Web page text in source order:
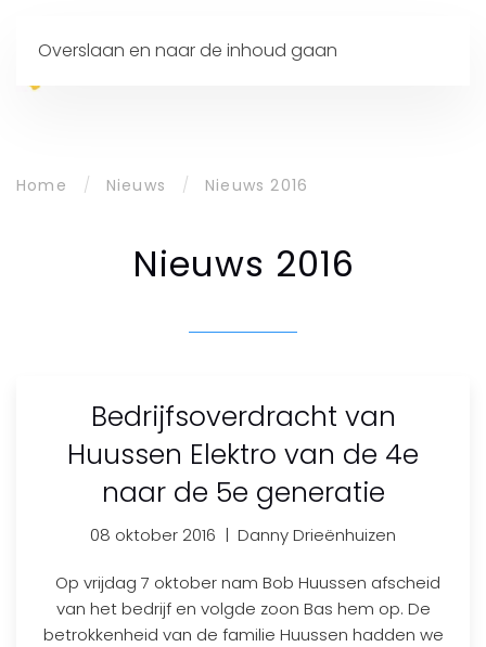
Overslaan en naar de inhoud gaan
Home Nieuws Nieuws 2016
Nieuws 2016
Bedrijfsoverdracht van
Huussen Elektro van de 4e
naar de 5e generatie
08 oktober 2016 | Danny Drieënhuizen
Op vrijdag 7 oktober nam Bob Huussen afscheid
van het bedrijf en volgde zoon Bas hem op. De
betrokkenheid van de familie Huussen hadden we